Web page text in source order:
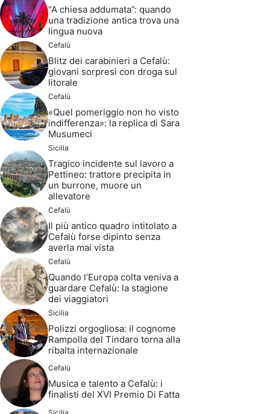
“A chiesa addumata”: quando
una tradizione antica trova una
lingua nuova
Cefalù
Blitz dei carabinieri a Cefalù:
giovani sorpresi con droga sul
litorale
Cefalù
«Quel pomeriggio non ho visto
indifferenza»: la replica di Sara
Musumeci
Sicilia
Tragico incidente sul lavoro a
Pettineo: trattore precipita in
un burrone, muore un
allevatore
Cefalù
Il più antico quadro intitolato a
Cefalù forse dipinto senza
averla mai vista
Cefalù
Quando l’Europa colta veniva a
guardare Cefalù: la stagione
dei viaggiatori
Sicilia
Polizzi orgogliosa: il cognome
Rampolla del Tindaro torna alla
ribalta internazionale
Cefalù
Musica e talento a Cefalù: i
finalisti del XVI Premio Di Fatta